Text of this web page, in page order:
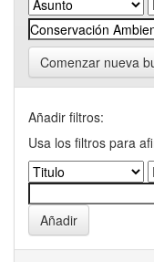
Comenzar nueva
Añadir filtros:
Usa los filtros para